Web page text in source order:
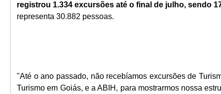
registrou 1.334 excursões até o final de julho, sendo
representa 30.882 pessoas.
"Até o ano passado, não recebíamos excursões de
Turismo em Goiás, e a ABIH, para mostrarmos nossa